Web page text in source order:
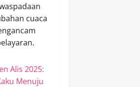
cuaca
Alis 2025:
Menuju